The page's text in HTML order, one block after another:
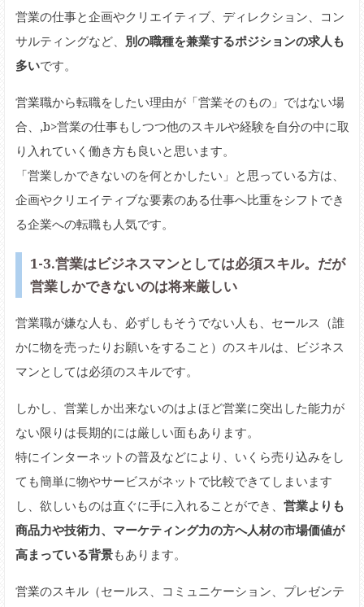
営業の仕事と企画やクリエイティブ、ディレクション、コン
サルティングなど、 別の職種を兼業するポジションの求人も
多いです。
営業職から転職をしたい理由が「営業そのもの」ではない場
合、,b>営業の仕事もしつつ他のスキルや経験を自分の中に取
り入れていく働き方も良いと思います。
「営業しかできないのを何とかしたい」と思っている方は、
企画やクリエイティブな要素のある仕事へ比重をシフトでき
る企業への転職も人気です。
1-3.営業はビジネスマンとしては必須スキル。だが
営業しかできないのは将来厳しい
営業職が嫌な人も、必ずしもそうでない人も、セールス（誰
かに物を売ったりお願いをすること）のスキルは、ビジネス
マンとしては必須のスキルです。
しかし、営業しか出来ないのはよほど営業に突出した能力が
ない限りは長期的には厳しい面もあります。
特にインターネットの普及などにより、いくら売り込みをし
ても簡単に物やサービスがネットで比較できてしまいます
し、欲しいものは直ぐに手に入れることができ、 営業よりも
商品力や技術力、マーケティング力の方へ人材の市場価値が
高まっている背景もあります。
営業のスキル（セールス、コミュニケーション、プレゼンテ